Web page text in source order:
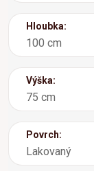
Hloubka:
100 cm
Výška:
75 cm
Povrch:
Lakovaný